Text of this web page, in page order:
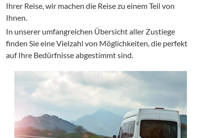
Ihrer Reise, wir machen die Reise zu einem Teil von
Ihnen.
In unserer umfangreichen Übersicht aller Zustiege
finden Sie eine Vielzahl von Möglichkeiten, die perfekt
auf Ihre Bedürfnisse abgestimmt sind.